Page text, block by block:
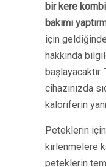
bir kere
bakımı
için
hakkında
başlayacaktır.
cihazınızda
kaloriferin
Peteklerin
kirlenmelere
peteklerin